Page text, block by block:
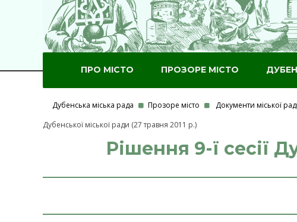
ПРО МІСТО ПРОЗОРЕ МІСТО
Дубенська міська рада Прозоре місто Документи міської
Дубенської міської ради (27 травня 2011 р.)
Рішення 9-ї сесії